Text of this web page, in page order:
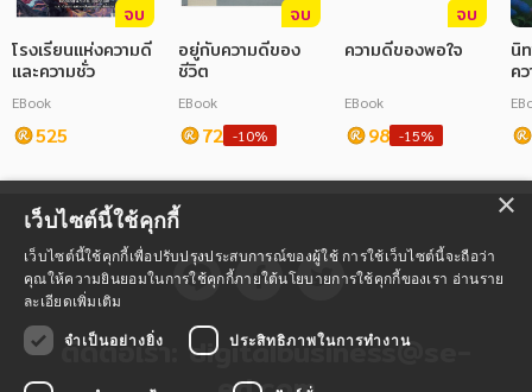
จบ
โรงเรียนแห่งความดี
และความชั่ว
EBook
525
จบ
อยู่กับความดีของ
ชีวิต
EBook
72 -10%
จบ
ความดีของพอใจ
EBook
98 -15%
นิ
ค
ติดต่อเรา: digitalbusiness@se-
×
เว็บไซต์นี้ใช้คุกกี้
เว็บไซต์นี้ใช้คุกกี้เพื่อปรับปรุงประสบการณ์ของผู้ใช้ การใช้เว็บไซต์นี้จะถือว่า
คุณให้ความยินยอมในการใช้คุกกี้ภายใต้นโยบายการใช้คุกกี้ของเรา อ่านราย
ละเอียดเพิ่มเติม
จำเป็นอย่างยิ่ง
ประสิทธิภาพในการทำงาน